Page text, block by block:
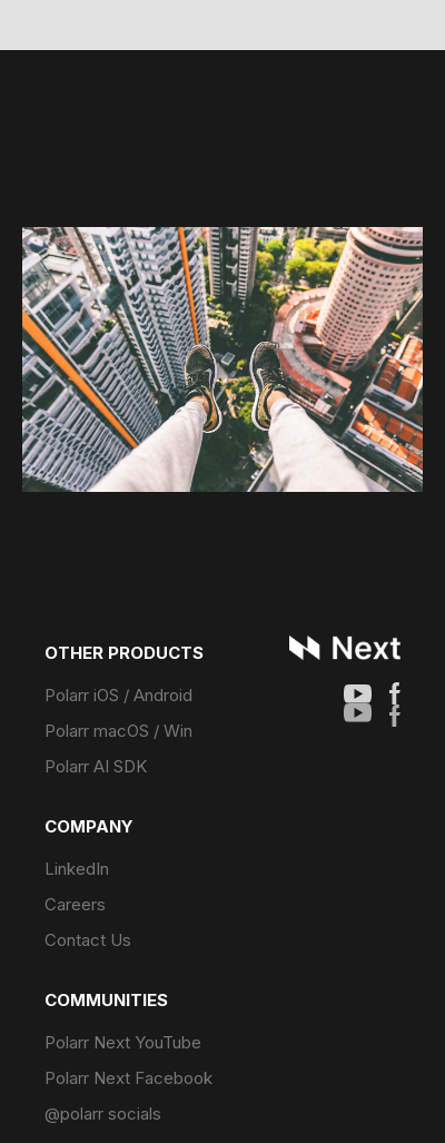
OTHER PRODUCTS
Polarr iOS / Android
Polarr macOS / Win
Polarr AI SDK
COMPANY
LinkedIn
Careers
Contact Us
COMMUNITIES
Polarr Next YouTube
Polarr Next Facebook
@polarr socials